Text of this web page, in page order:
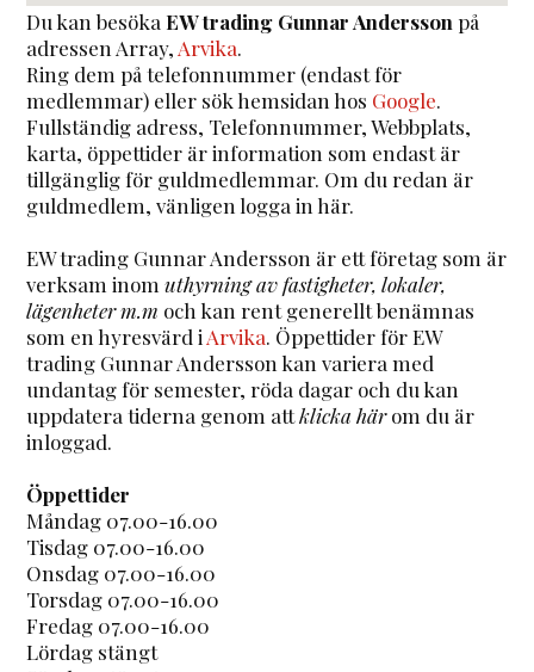
Du kan besökaEW trading Gunnar Andersson på
adressen Array, Arvika.
Ring dem på telefonnummer (endast för
medlemmar) eller sök hemsidan hos Google.
Fullständig adress, Telefonnummer, Webbplats,
karta, öppettider är information som endast är
tillgänglig för guldmedlemmar. Om du redan är
guldmedlem, vänligen logga in här.
EW trading Gunnar Andersson är ett företag som är
verksam inomuthyrning av fastigheter, lokaler,
lägenheter m.m och kan rent generellt benämnas
som en hyresvärd i Arvika. Öppettider för EW
trading Gunnar Andersson kan variera med
undantag för semester, röda dagar och du kan
uppdatera tiderna genom attklicka härom du är
inloggad.
Öppettider
Måndag 07.00-16.00
Tisdag 07.00-16.00
Onsdag 07.00-16.00
Torsdag 07.00-16.00
Fredag 07.00-16.00
Lördag stängt